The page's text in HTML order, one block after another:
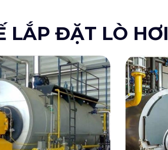
LẮP ĐẶT LÒ HƠI